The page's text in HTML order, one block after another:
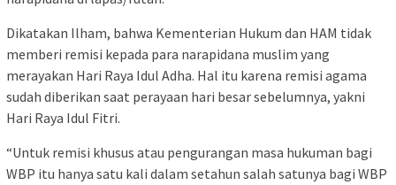
Dikatakan Ilham, bahwa Kementerian Hukum dan HAM tidak
memberi remisi kepada para narapidana muslim yang
merayakan Hari Raya Idul Adha. Hal itu karena remisi agama
sudah diberikan saat perayaan hari besar sebelumnya, yakni
Hari Raya Idul Fitri.
“Untuk remisi khusus atau pengurangan masa hukuman bagi
WBP itu hanya satu kali dalam setahun salah satunya bagi WBP